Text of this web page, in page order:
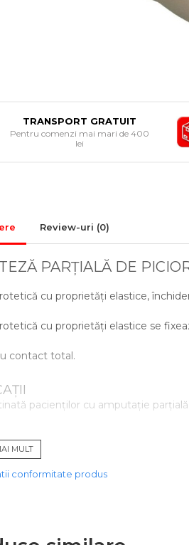
SI
TRANSPORT GRATUIT
Pentru comenzi mai mari de 400
lei
Review-uri (0)
PARȚIALĂ DE
cu proprietăți elastice,
cu proprietăți elastice se
contact total.
pacienților cu amputație
încărcării greutății pe bont;
anatomo-funcționale;
MULT
conformitate produs